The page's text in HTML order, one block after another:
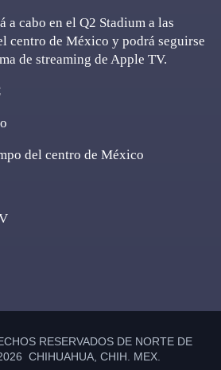
a cabo en el Q2 Stadium a las
centro de México y podrá seguirse
de streaming de Apple TV.
del centro de México
RESERVADOS DE NORTE DE
CHIHUAHUA, CHIH. MEX.